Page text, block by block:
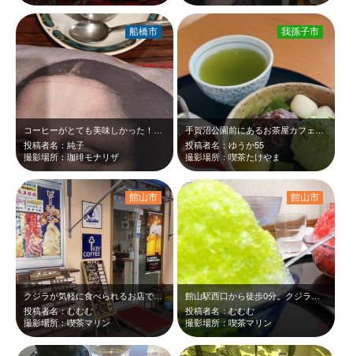
投稿者名：純子
撮影場所：珈琲モナリザ
船橋市
手賀沼公園前にあるお茶屋カフェ☕️ 夏はかき氷🍧もやってます！
投稿者名：ゆうか55
撮影場所：喫茶たけやま
我孫子市
クジラが気軽に食べられるお店でとても有名です。ぜひ訪れて下さい。
投稿者名：むむむ
撮影場所：喫茶マリン
館山市
館山駅西口から徒歩0分。クジラが気軽に食べられるお店で有名ですが、今回は暑かっ…
投稿者名：むむむ
撮影場所：喫茶マリン
館山市